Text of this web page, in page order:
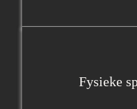
Fysieke